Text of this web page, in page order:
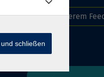
Zu unserem
schließen